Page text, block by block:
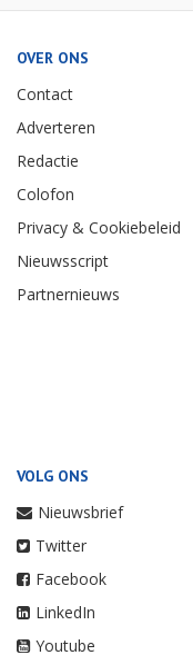
OVER ONS
Contact
Adverteren
Redactie
Colofon
Privacy & Cookiebeleid
Nieuwsscript
Partnernieuws
VOLG ONS
Nieuwsbrief
Twitter
Facebook
LinkedIn
Youtube